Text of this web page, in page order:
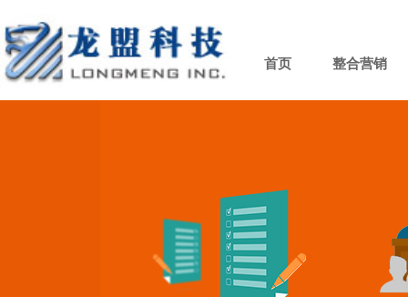
首页 整合营销